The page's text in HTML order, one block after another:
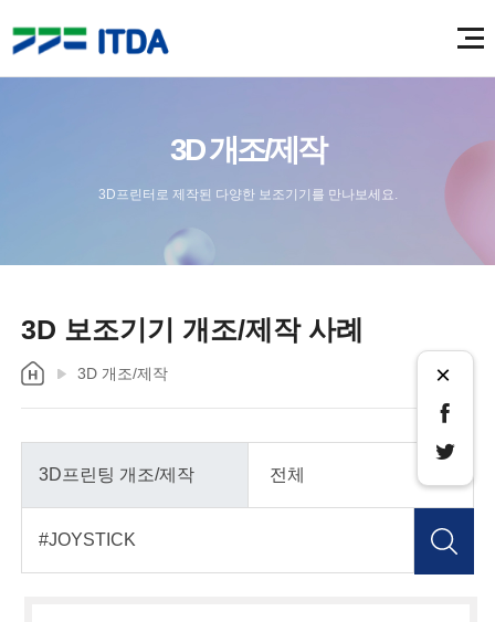
3D 개조/제작
3D프린터로 제작된 다양한 보조기기를 만나보세요.
3D 보조기기 개조/제작 사례
3D 개조/제작 ×